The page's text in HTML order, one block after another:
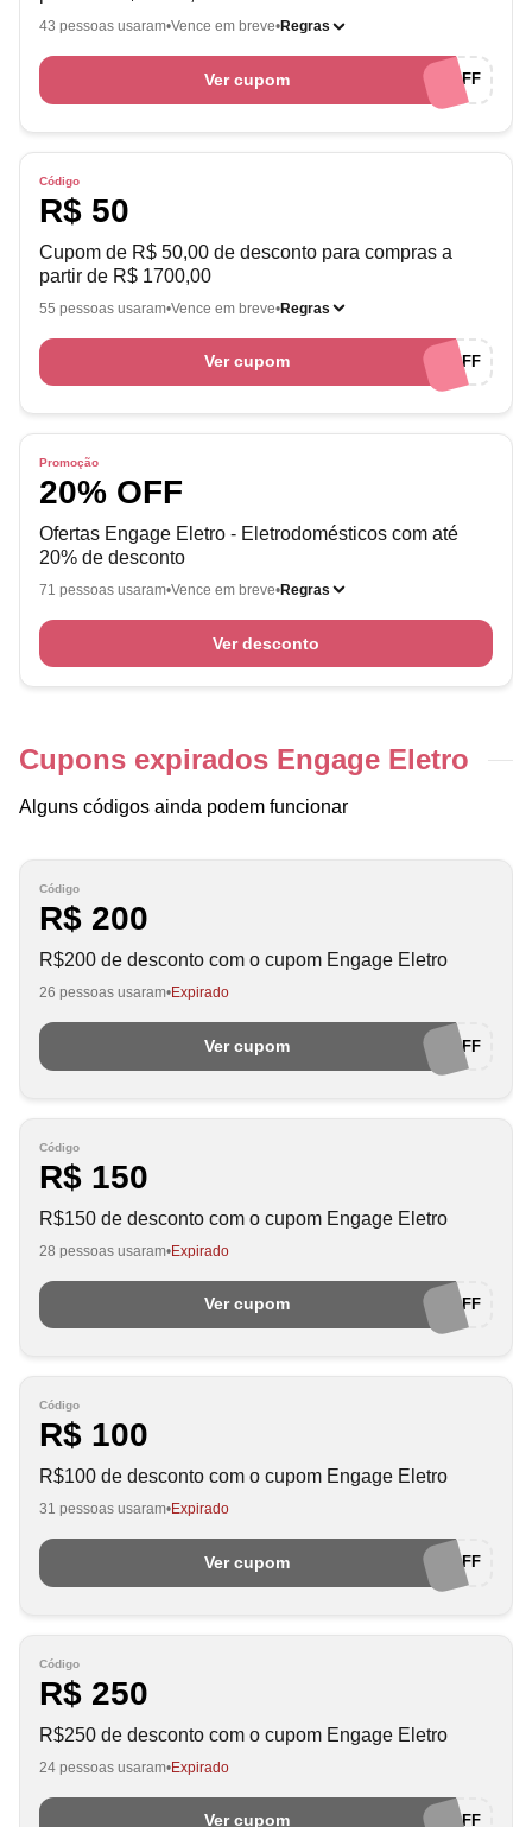
43 pessoas usaram Vence em breve Regras
Ver cupom ENGAGE100OFF
Código
R$ 50
Cupom de R$ 50,00 de desconto para compras a
partir de R$ 1700,00
55 pessoas usaram Vence em breve Regras
Ver cupom ENGAGE50OFF
Promoção
20% OFF
Ofertas Engage Eletro - Eletrodomésticos com até
20% de desconto
71 pessoas usaram Vence em breve Regras
Ver desconto
Cupons expirados Engage Eletro
Alguns códigos ainda podem funcionar
Código
R$ 200
R$200 de desconto com o cupom Engage Eletro
26 pessoas usaram Expirado
Ver cupom ENGAGE200OFF
Código
R$ 150
R$150 de desconto com o cupom Engage Eletro
28 pessoas usaram Expirado
Ver cupom ENGAGE150OFF
Código
R$ 100
R$100 de desconto com o cupom Engage Eletro
31 pessoas usaram Expirado
Ver cupom ENGAGE100OFF
Código
R$ 250
R$250 de desconto com o cupom Engage Eletro
24 pessoas usaram Expirado
Ver cupom ENGAGE250OFF